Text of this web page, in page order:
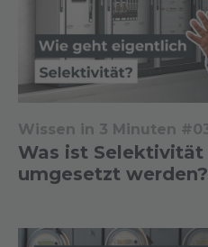
Wissen in 3 Minuten
Was ist Selektivität
umgesetzt werden?